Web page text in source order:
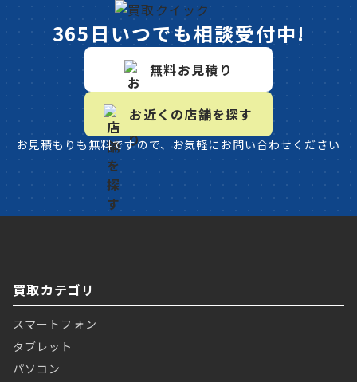
365日いつでも相談受付中!
無料お見積り
お近くの店舗を探す
お見積もりも無料ですので、お気軽にお問い合わせください
買取カテゴリ
スマートフォン
タブレット
パソコン